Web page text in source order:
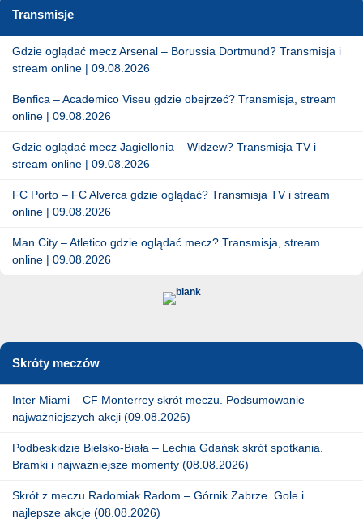
Transmisje
Gdzie oglądać mecz Arsenal – Borussia Dortmund? Transmisja i
stream online | 09.08.2026
Benfica – Academico Viseu gdzie obejrzeć? Transmisja, stream
online | 09.08.2026
Gdzie oglądać mecz Jagiellonia – Widzew? Transmisja TV i
stream online | 09.08.2026
FC Porto – FC Alverca gdzie oglądać? Transmisja TV i stream
online | 09.08.2026
Man City – Atletico gdzie oglądać mecz? Transmisja, stream
online | 09.08.2026
Skróty meczów
Inter Miami – CF Monterrey skrót meczu. Podsumowanie
najważniejszych akcji (09.08.2026)
Podbeskidzie Bielsko-Biała – Lechia Gdańsk skrót spotkania.
Bramki i najważniejsze momenty (08.08.2026)
Skrót z meczu Radomiak Radom – Górnik Zabrze. Gole i
najlepsze akcje (08.08.2026)